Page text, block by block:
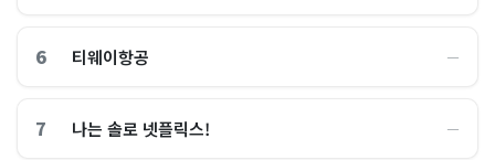
6 티웨이항공 ―
7 나는 솔로 넷플릭스! ―